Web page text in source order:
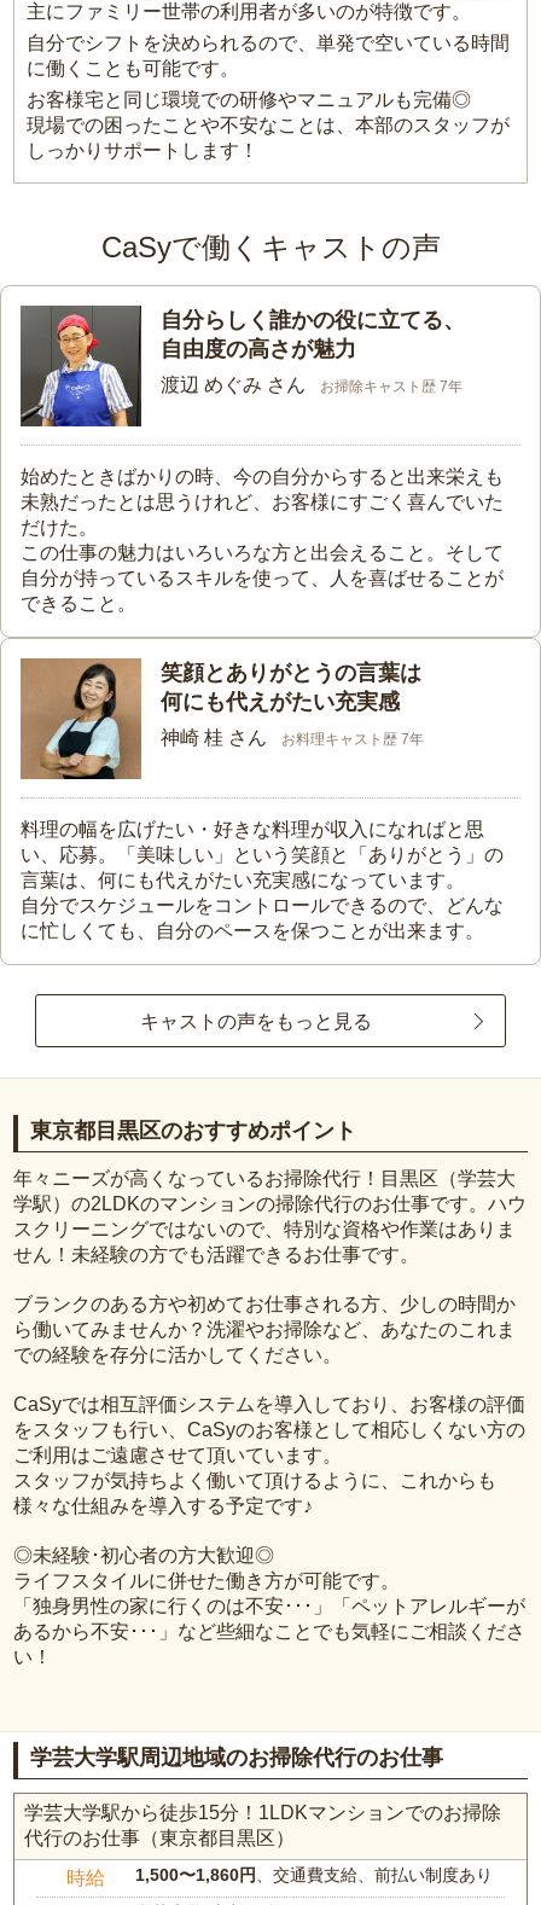
主にファミリー世帯の利用者が多いのが特徴です。
自分でシフトを決められるので、単発で空いている時間
に働くことも可能です。
お客様宅と同じ環境での研修やマニュアルも完備◎
現場での困ったことや不安なことは、本部のスタッフが
しっかりサポートします！
CaSyで働くキャストの声
自分らしく誰かの役に立てる、
自由度の高さが魅力
渡辺 めぐみ さん お掃除キャスト歴 7年
始めたときばかりの時、今の自分からすると出来栄えも
未熟だったとは思うけれど、お客様にすごく喜んでいた
だけた。
この仕事の魅力はいろいろな方と出会えること。そして
自分が持っているスキルを使って、人を喜ばせることが
できること。
笑顔とありがとうの言葉は
何にも代えがたい充実感
神崎 桂 さん お料理キャスト歴 7年
料理の幅を広げたい・好きな料理が収入になればと思
い、応募。「美味しい」という笑顔と「ありがとう」の
言葉は、何にも代えがたい充実感になっています。
自分でスケジュールをコントロールできるので、どんな
に忙しくても、自分のペースを保つことが出来ます。
キャストの声をもっと見る
東京都目黒区のおすすめポイント
年々ニーズが高くなっているお掃除代行！目黒区（学芸大
学駅）の2LDKのマンションの掃除代行のお仕事です。ハウ
スクリーニングではないので、特別な資格や作業はありま
せん！未経験の方でも活躍できるお仕事です。
ブランクのある方や初めてお仕事される方、少しの時間か
ら働いてみませんか？洗濯やお掃除など、あなたのこれま
での経験を存分に活かしてください。
CaSyでは相互評価システムを導入しており、お客様の評価
をスタッフも行い、CaSyのお客様として相応しくない方の
ご利用はご遠慮させて頂いています。
スタッフが気持ちよく働いて頂けるように、これからも
様々な仕組みを導入する予定です♪
◎未経験･初心者の方大歓迎◎
ライフスタイルに併せた働き方が可能です。
「独身男性の家に行くのは不安･･･」「ペットアレルギーが
あるから不安･･･」など些細なことでも気軽にご相談くださ
い！
学芸大学駅周辺地域のお掃除代行のお仕事
学芸大学駅から徒歩15分！1LDKマンションでのお掃除
代行のお仕事（東京都目黒区）
時給 1,500〜1,860円、交通費支給、前払い制度あり